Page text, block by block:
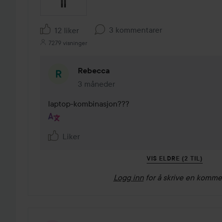
12 liker 3 kommentarer
7279 visninger
Rebecca
3 måneder
Kommentaren lades 3 måneder
laptop-kombinasjon???
Liker
VIS ELDRE (2 TIL)
Logg inn for å skrive en